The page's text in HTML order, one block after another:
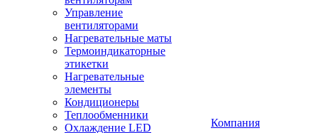
Управление
вентиляторами
Нагревательные маты
Термоиндикаторные
этикетки
Нагревательные
элементы
Кондиционеры
Теплообменники
Охлаждение LED
Компания